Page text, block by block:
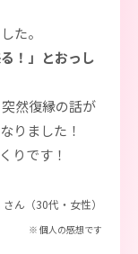
た。
！」とおっし
然復縁の話が
りました！
りです！
ん（30代・女性）
※ 個人の感想です